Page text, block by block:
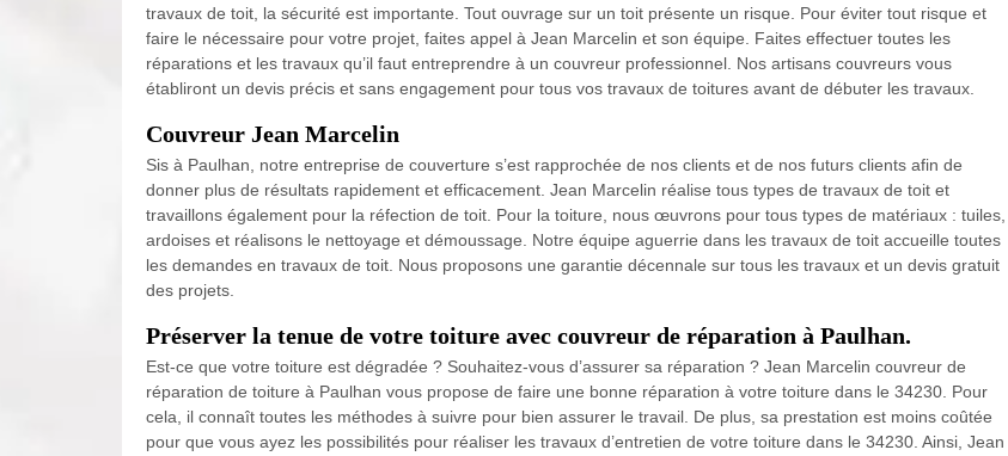
travaux de toit, la sécurité est importante. Tout ouvrage sur un toit présente un risque. Pour éviter tout risque et
faire le nécessaire pour votre projet, faites appel à Jean Marcelin et son équipe. Faites effectuer toutes les
réparations et les travaux qu’il faut entreprendre à un couvreur professionnel. Nos artisans couvreurs vous
établiront un devis précis et sans engagement pour tous vos travaux de toitures avant de débuter les travaux.
Couvreur Jean Marcelin
Sis à Paulhan, notre entreprise de couverture s’est rapprochée de nos clients et de nos futurs clients afin de
donner plus de résultats rapidement et efficacement. Jean Marcelin réalise tous types de travaux de toit et
travaillons également pour la réfection de toit. Pour la toiture, nous œuvrons pour tous types de matériaux : tuiles,
ardoises et réalisons le nettoyage et démoussage. Notre équipe aguerrie dans les travaux de toit accueille toutes
les demandes en travaux de toit. Nous proposons une garantie décennale sur tous les travaux et un devis gratuit
des projets.
Préserver la tenue de votre toiture avec couvreur de réparation à Paulhan.
Est-ce que votre toiture est dégradée ? Souhaitez-vous d’assurer sa réparation ? Jean Marcelin couvreur de
réparation de toiture à Paulhan vous propose de faire une bonne réparation à votre toiture dans le 34230. Pour
cela, il connaît toutes les méthodes à suivre pour bien assurer le travail. De plus, sa prestation est moins coûtée
pour que vous ayez les possibilités pour réaliser les travaux d’entretien de votre toiture dans le 34230. Ainsi, Jean